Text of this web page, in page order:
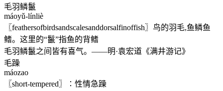
毛羽鳞鬣
máoyǔ-línliè
〖feathersofbirdsandscalesanddorsalfinoffish〗鸟的羽毛,鱼鳞鱼
鳍。这里的“鬣”指鱼的背鳍
毛羽鳞鬣之间皆有喜气。——明·袁宏道《满井游记》
毛躁
máozao
〖short-tempered〗∶性情急躁